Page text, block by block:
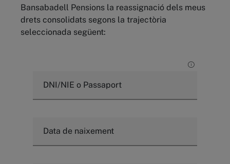
Bansabadell Pensions la reassignació dels meus
drets consolidats segons la trajectòria
seleccionada següent:
DNI/NIE o Passaport
Data de naixement